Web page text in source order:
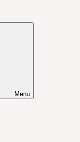
Menu